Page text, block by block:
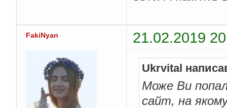
FakiNyan 21.02.2019
Ukrvital
Може Ви
сайт, на